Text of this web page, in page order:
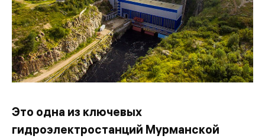
Это одна из ключевых
гидроэлектростанций Мурманской